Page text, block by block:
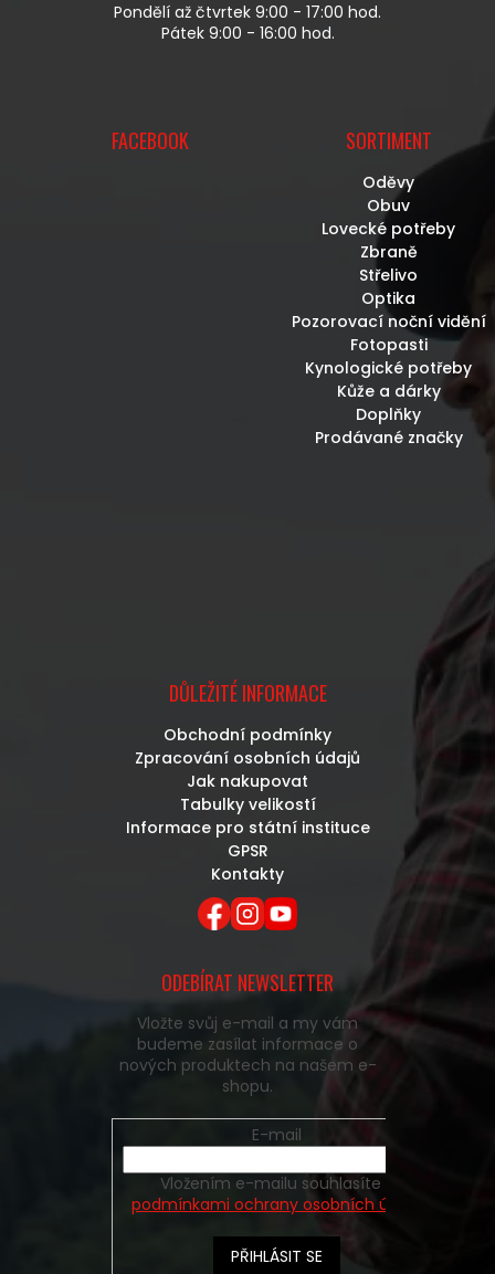
Pondělí až čtvrtek 9:00 - 17:00 hod.
Pátek 9:00 - 16:00 hod.
FACEBOOK SORTIMENT
Oděvy
Obuv
Lovecké potřeby
Zbraně
Střelivo
Optika
Pozorovací noční vidění
Fotopasti
Kynologické potřeby
Kůže a dárky
Doplňky
Prodávané značky
DŮLEŽITÉ INFORMACE
Obchodní podmínky
Zpracování osobních údajů
Jak nakupovat
Tabulky velikostí
Informace pro státní instituce
GPSR
Kontakty
ODEBÍRAT NEWSLETTER
Vložte svůj e-mail a my vám
budeme zasílat informace o
nových produktech na našem e-
shopu.
E-mail
podmínkami ochrany osobních údajů
PŘIHLÁSIT SE